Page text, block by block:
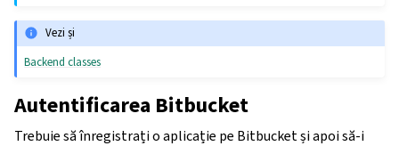
Vezi și
Backend classes
Autentificarea Bitbucket
Trebuie să înregistrați o aplicație pe Bitbucket și apoi să-i